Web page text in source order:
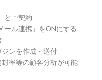
とご契約
ル連携」をONにする
ンを作成・送付
率等の顧客分析が可能